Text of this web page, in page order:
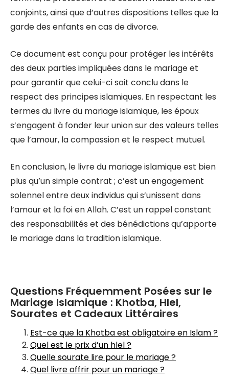
conjoints, ainsi que d’autres dispositions telles que la
garde des enfants en cas de divorce.
Ce document est conçu pour protéger les intérêts
des deux parties impliquées dans le mariage et
pour garantir que celui-ci soit conclu dans le
respect des principes islamiques. En respectant les
termes du livre du mariage islamique, les époux
s’engagent à fonder leur union sur des valeurs telles
que l’amour, la compassion et le respect mutuel.
En conclusion, le livre du mariage islamique est bien
plus qu’un simple contrat ; c’est un engagement
solennel entre deux individus qui s’unissent dans
l’amour et la foi en Allah. C’est un rappel constant
des responsabilités et des bénédictions qu’apporte
le mariage dans la tradition islamique.
Questions Fréquemment Posées sur le
Mariage Islamique : Khotba, Hlel,
Sourates et Cadeaux Littéraires
Est-ce que la Khotba est obligatoire en Islam ?
Quel est le prix d’un hlel ?
Quelle sourate lire pour le mariage ?
Quel livre offrir pour un mariage ?